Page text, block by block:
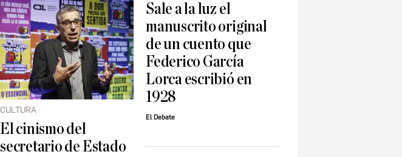
CULTURA
El cinismo del
secretario de Estado
Sale a la luz el
manuscrito original
de un cuento que
Federico García
Lorca escribió en
1928
El Debate